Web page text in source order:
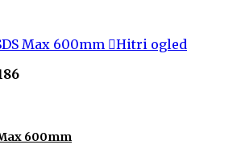
Hitri ogled
600mm